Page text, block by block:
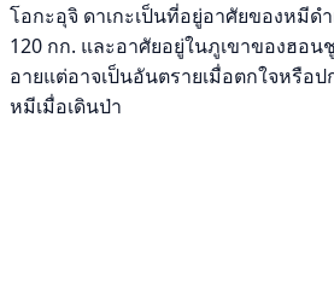
โอกะอุจิ ดาเกะเป็นที่อยู่อาศัยของหมีด
120 กก. และอาศัยอยู่ในภูเขาของฮอ
อายแต่อาจเป็นอันตรายเมื่อตกใจหรือ
หมีเมื่อเดินป่า